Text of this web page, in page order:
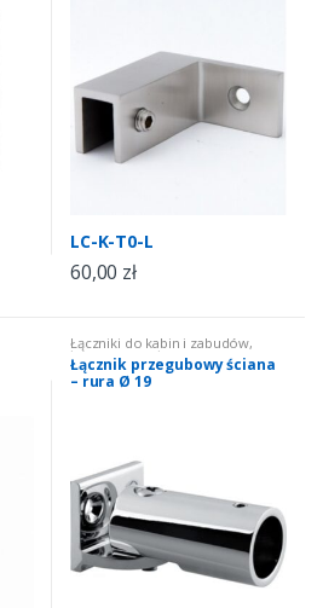
LC-K-T0-L
60,00 zł
Łączniki do kabin i zabudów,
łączniki okrągłe
Łącznik przegubowy ściana
– rura Ø 19